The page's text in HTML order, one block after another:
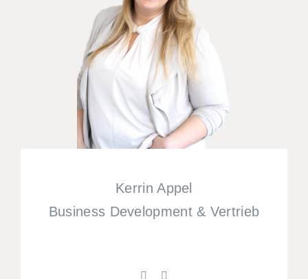
Kerrin Appel
Business Development & Vertrieb